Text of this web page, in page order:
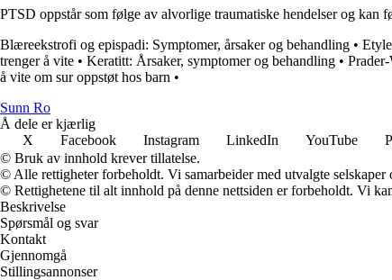
PTSD oppstår som følge av alvorlige traumatiske hendelser og
Blæreekstrofi og epispadi: Symptomer, årsaker og behandling •
trenger å vite • Keratitt: Årsaker, symptomer og behandling •
å vite om sur oppstøt hos barn •
Sunn Ro
Å dele er kjærlig
X
Facebook Instagram LinkedIn YouTube
© Bruk av innhold krever tillatelse.
© Alle rettigheter forbeholdt. Vi samarbeider med utvalgte
© Rettighetene til alt innhold på denne nettsiden er forbeholdt. Vi
Beskrivelse
Spørsmål og svar
Kontakt
Gjennomgå
Stillingsannonser